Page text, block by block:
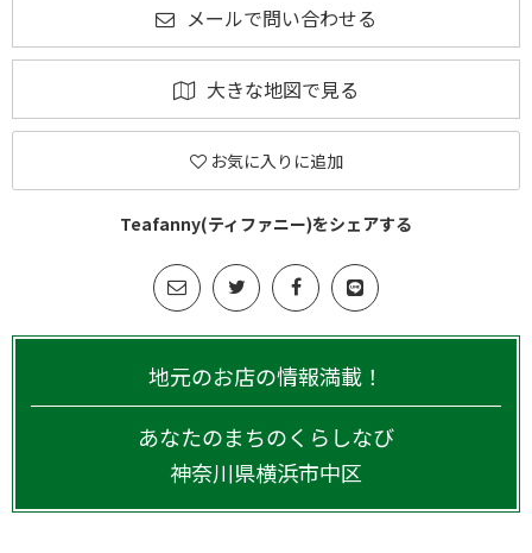
メールで問い合わせる
大きな地図で見る
お気に入りに追加
Teafanny(ティファニー)をシェアする
地元のお店の情報満載！
あなたのまちのくらしなび
神奈川県横浜市中区